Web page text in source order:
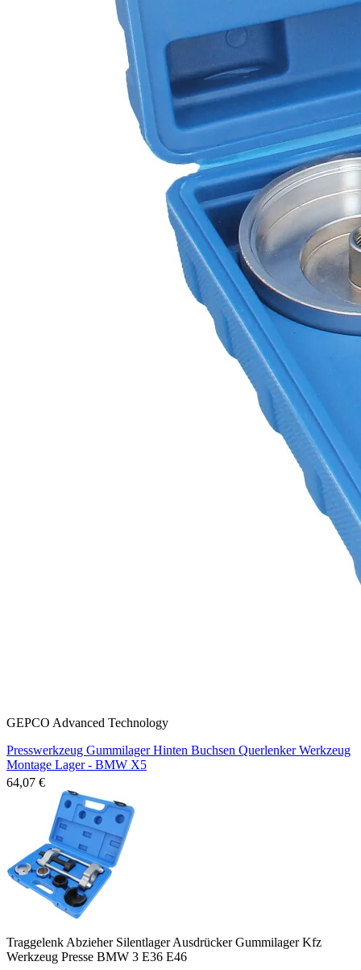
GEPCO Advanced Technology
Presswerkzeug Gummilager Hinten Buchsen Querlenker Werkzeug
Montage Lager - BMW X5
64,07 €
Traggelenk Abzieher Silentlager Ausdrücker Gummilager Kfz
Werkzeug Presse BMW 3 E36 E46